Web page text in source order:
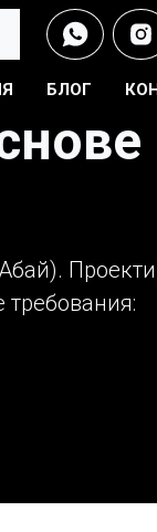
БЛОГ